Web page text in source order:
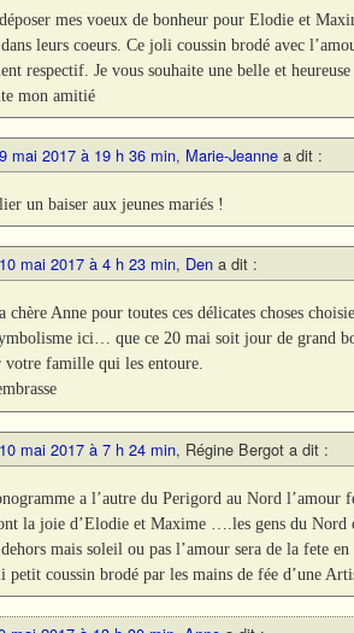
mes voeux de bonheur pour Elodie et
leurs coeurs. Ce joli coussin brodé avec
respectif. Je vous souhaite une belle et
mon amitié
9 mai 2017 à 19 h 36 min, Marie-Jeanne a dit :
un baiser aux jeunes mariés !
10 mai 2017 à 4 h 23 min, Den a dit :
chère Anne pour toutes ces délicates choses
ici… que ce 20 mai soit jour de grand
votre famille qui les entoure.
10 mai 2017 à 7 h 24 min, Régine Bergot a dit :
a l’autre du Perigord au Nord l’amour
la joie d’Elodie et Maxime ….les gens du Nord
mais soleil ou pas l’amour sera de la fete
petit coussin brodé par les mains de fée d’une